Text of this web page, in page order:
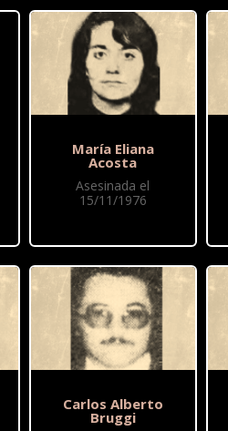
María Eliana
Acosta
Asesinada el
15/11/1976
Carlos Alberto
Bruggi